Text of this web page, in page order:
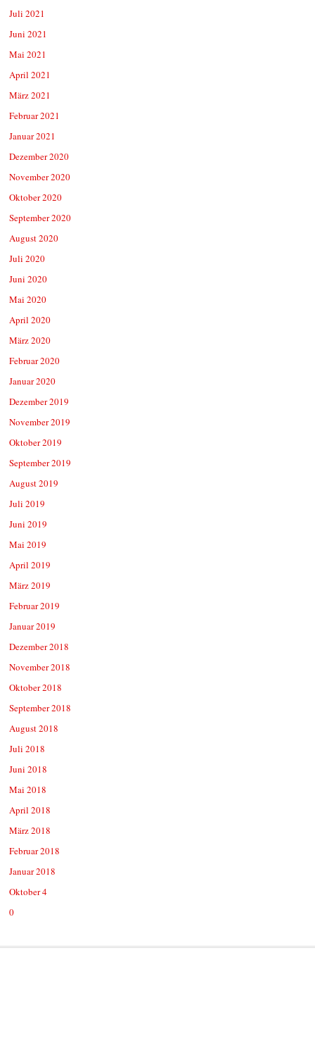
Juli 2021
Juni 2021
Mai 2021
April 2021
März 2021
Februar 2021
Januar 2021
Dezember 2020
November 2020
Oktober 2020
September 2020
August 2020
Juli 2020
Juni 2020
Mai 2020
April 2020
März 2020
Februar 2020
Januar 2020
Dezember 2019
November 2019
Oktober 2019
September 2019
August 2019
Juli 2019
Juni 2019
Mai 2019
April 2019
März 2019
Februar 2019
Januar 2019
Dezember 2018
November 2018
Oktober 2018
September 2018
August 2018
Juli 2018
Juni 2018
Mai 2018
April 2018
März 2018
Februar 2018
Januar 2018
Oktober 4
0